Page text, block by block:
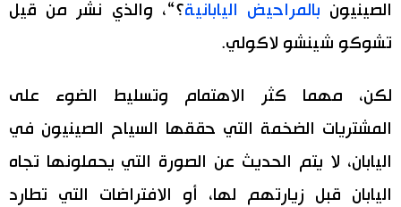
الصينيون بالمراحيض اليابانية؟“، والذي نشر من قيل
تشوكو شينشو لاكولي.
لكن، مهما كثر الاهتمام وتسليط الضوء على
المشتريات الضخمة التي حققها السياح الصينيون في
اليابان، لا يتم الحديث عن الصورة التي يحملونها تجاه
اليابان قبل زيارتهم لها، أو الافتراضات التي تطارد